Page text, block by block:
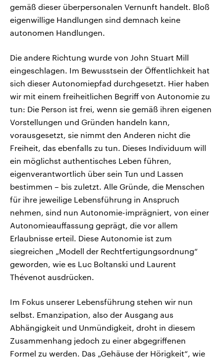
gemäß dieser überpersonalen Vernunft handelt. Bloß
eigenwillige Handlungen sind demnach keine
autonomen Handlungen.
Die andere Richtung wurde von John Stuart Mill
eingeschlagen. Im Bewusstsein der Öffentlichkeit hat
sich dieser Autonomiepfad durchgesetzt. Hier haben
wir mit einem freiheitlichen Begriff von Autonomie zu
tun: Die Person ist frei, wenn sie gemäß ihren eigenen
Vorstellungen und Gründen handeln kann,
vorausgesetzt, sie nimmt den Anderen nicht die
Freiheit, das ebenfalls zu tun. Dieses Individuum will
ein möglichst authentisches Leben führen,
eigenverantwortlich über sein Tun und Lassen
bestimmen – bis zuletzt. Alle Gründe, die Menschen
für ihre jeweilige Lebensführung in Anspruch
nehmen, sind nun Autonomie-imprägniert, von einer
Autonomieauffassung geprägt, die vor allem
Erlaubnisse erteil. Diese Autonomie ist zum
siegreichen „Modell der Rechtfertigungsordnung“
geworden, wie es Luc Boltanski und Laurent
Thévenot ausdrücken.
Im Fokus unserer Lebensführung stehen wir nun
selbst. Emanzipation, also der Ausgang aus
Abhängigkeit und Unmündigkeit, droht in diesem
Zusammenhang jedoch zu einer abgegriffenen
Formel zu werden. Das „Gehäuse der Hörigkeit“, wie